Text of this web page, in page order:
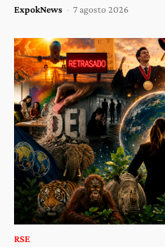
ExpokNews - 7 agosto 2026
RSE